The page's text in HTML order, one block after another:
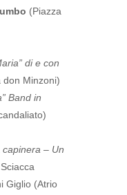
(Piazza
di e con
don Minzoni)
Band in
capinera – Un
Giglio (Atrio